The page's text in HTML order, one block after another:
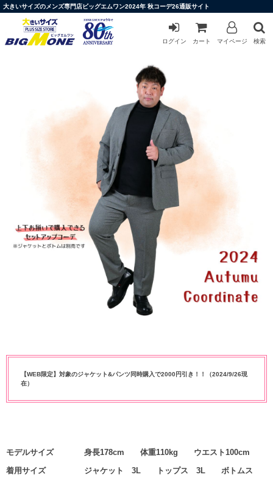
大きいサイズのメンズ専門店ビッグエムワン2024年 秋コーデ26通販サイト
ログイン カート マイページ 検索
【WEB限定】対象のジャケット&パンツ同時購入で2000円引き！！（2024/9/26現
在）
モデルサイズ
身長178cm 体重110kg ウエスト100cm
着用サイズ
ジャケット 3L トップス 3L ボトムス